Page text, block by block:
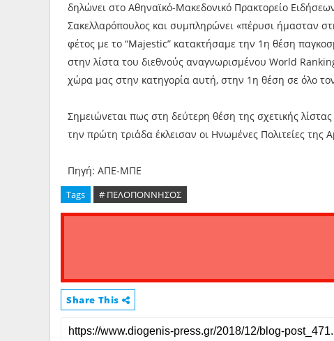
δηλώνει στο Αθηναϊκό-Μακεδονικό Πρακτορείο
Σακελλαρόπουλος και συμπληρώνει «πέρυσι ήμασταν
φέτος με το “Majestic” κατακτήσαμε την 1η θέση
στην λίστα του διεθνούς αναγνωρισμένου World
χώρα μας στην κατηγορία αυτή, στην 1η θέση σε όλο
Σημειώνεται πως στη δεύτερη θέση της σχετικής
την πρώτη τριάδα έκλεισαν οι Ηνωμένες Πολιτείες της
Πηγή: ΑΠΕ-ΜΠΕ
Tags # ΠΕΛΟΠΟΝΝΗΣΟΣ
Share This